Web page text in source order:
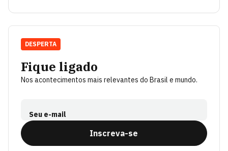
Fique ligado
Nos acontecimentos mais relevantes do Brasil e mundo.
Seu e-mail
Inscreva-se
DESPERTA